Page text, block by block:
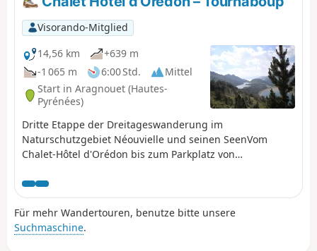
Visorando-Mitglied
14,56 km
+639 m
-1 065 m
6:00 Std.
Mittel
Start in Aragnouet (Hautes-
Pyrénées)
Dritte Etappe der Dreitageswanderung im
Naturschutzgebiet Néouvielle und seinen SeenVom
Chalet-Hôtel d'Orédon bis zum Parkplatz von
Schönheit der 20 Seen bleibt.Sie betreten das
Naturschutzgebiet Réserve Naturelle Nationale du
Néouvielle, das durch Vorschriften geschützt ist. Bitte
halten Sie sich daran (siehe praktische Informationen).
Für mehr Wandertouren, benutze bitte unsere
Suchmaschine.